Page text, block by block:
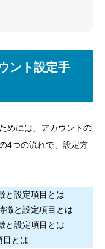
ント設定手
めには、アカウントの
4つの流れで、設定方
と設定項目とは
徴と設定項目とは
と設定項目とは
目とは